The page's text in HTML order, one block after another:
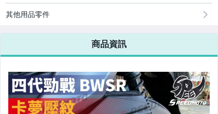
寵物用品與水族
汽機車精品百貨
其他用品零件
商品資訊